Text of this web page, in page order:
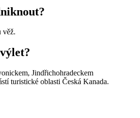
věž.
Jindřichohradeckem
turistické oblasti Česká Kanada.